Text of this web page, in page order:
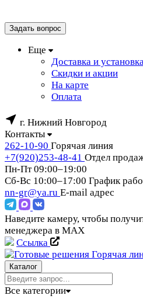
Задать вопрос
Еще
Доставка и
Скидки и акции
На карте
Оплата
г. Нижний Новгород
Контакты
262-10-90 Горячая линия
+7(920)253-48-41 Отдел
Пн-Пт 09:00–19:00
Сб-Вс 10:00–17:00 График
nn-gr@ya.ru E-mail адрес
Наведите камеру, чтобы
менеджера в MAX
Ссылка
Горячая
Каталог
Все категории